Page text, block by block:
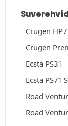
Suverehvid
Crugen
Crugen
Ecsta PS31
Ecsta PS71
Road
Road